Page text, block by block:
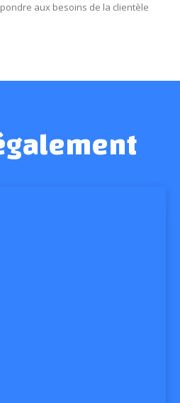
aux besoins de la clientèle